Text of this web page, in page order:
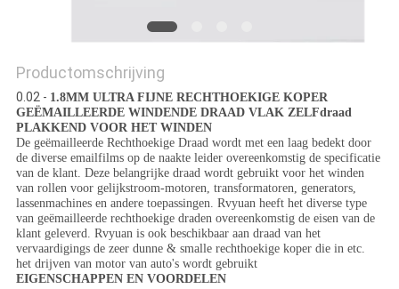
Productomschrijving
0.02 - 1.8MM ULTRA FIJNE RECHTHOEKIGE KOPER
GEËMAILLEERDE WINDENDE DRAAD VLAK ZELFdraad
PLAKKEND VOOR HET WINDEN
De geëmailleerde Rechthoekige Draad wordt met een laag bedekt door
de diverse emailfilms op de naakte leider overeenkomstig de specificatie
van de klant. Deze belangrijke draad wordt gebruikt voor het winden
van rollen voor gelijkstroom-motoren, transformatoren, generators,
lassenmachines en andere toepassingen. Rvyuan heeft het diverse type
van geëmailleerde rechthoekige draden overeenkomstig de eisen van de
klant geleverd. Rvyuan is ook beschikbaar aan draad van het
vervaardigings de zeer dunne & smalle rechthoekige koper die in etc.
het drijven van motor van auto's wordt gebruikt
EIGENSCHAPPEN EN VOORDELEN